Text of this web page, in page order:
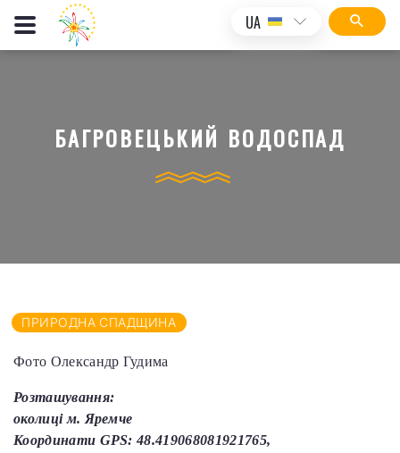
UA
БАГРОВЕЦЬКИЙ ВОДОСПАД
ПРИРОДНА СПАДЩИНА
Фото Олександр Гудима
Розташування:
околиці м. Яремче
Координати GPS: 48.419068081921765,